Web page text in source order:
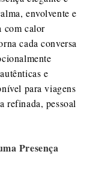
envolvente e
com calor
cada conversa
e
para viagens
refinada, pessoal
Presença